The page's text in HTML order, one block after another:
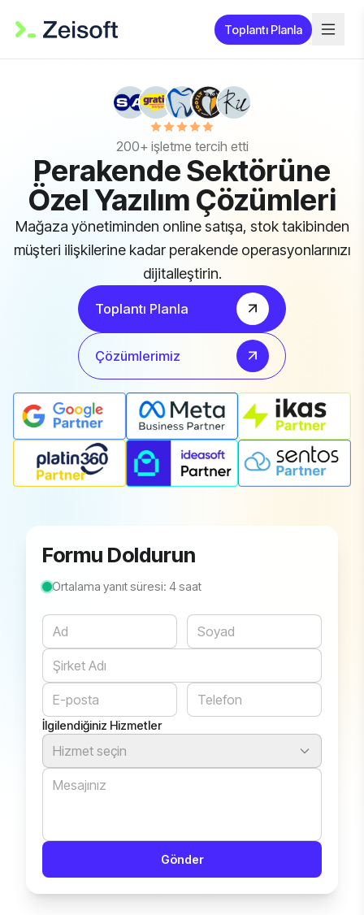
Toplantı Planla
200+ işletme tercih etti
Perakende Sektörüne
Özel Yazılım Çözümleri
Mağaza yönetiminden online satışa, stok takibinden
müşteri ilişkilerine kadar perakende operasyonlarınızı
dijitalleştirin.
Toplantı Planla
Çözümlerimiz
Formu Doldurun
Ortalama yanıt süresi: 4 saat
İlgilendiğiniz Hizmetler
Hizmet seçin
Website
Gönder